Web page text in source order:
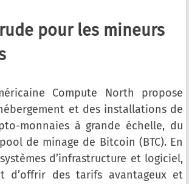
pour les mineurs
Compute North propose
et des installations de
monnaies à grande échelle, du
de minage de Bitcoin (BTC). En
d’infrastructure et logiciel,
d’offrir des tarifs avantageux et